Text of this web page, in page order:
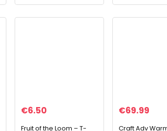
€6.50
Fruit of the Loom – T-
€69.99
Craft Adv